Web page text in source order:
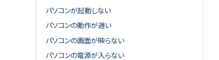
パソコンが起動しない
パソコンの動作が遅い
パソコンの画面が映らない
パソコンの電源が入らない